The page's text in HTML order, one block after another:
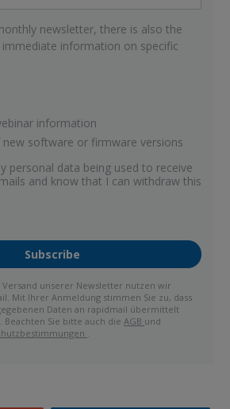
newsletter, there is also the
information on specific
information
software or firmware versions
personal data being used to receive
and know that I can withdraw this
Subscribe
Versand unserer Newsletter nutzen wir
Mit Ihrer Anmeldung stimmen Sie zu, dass
Daten an rapidmail übermittelt
Beachten Sie bitte auch die AGB und